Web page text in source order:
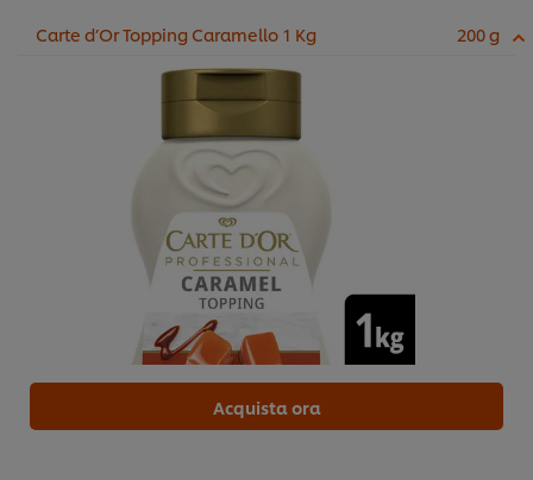
Carte d’Or Topping Caramello 1 Kg 200 g
Acquista ora